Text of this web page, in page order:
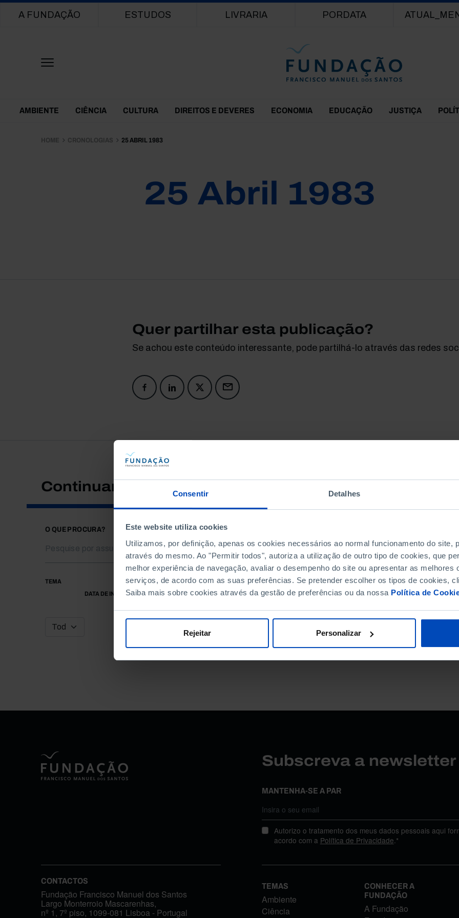
Consentir Detalhes
Este website utiliza cookies
Utilizamos, por definição, apenas os cookies necessários ao normal funcionamento do site,
através do mesmo. Ao "Permitir todos", autoriza a utilização de outro tipo de cookies, que
melhor experiência de navegação, avaliar o desempenho do site ou apresentar as melhores
serviços, de acordo com as suas preferências. Se pretender escolher os tipos de cookies,
Saiba mais sobre cookies através da gestão de preferências ou da nossa Política de
Rejeitar Personalizar
Main navigation
A FUNDAÇÃO ESTUDOS LIVRARIA PORDATA
Themes Menu
AMBIENTE CIÊNCIA CULTURA DIREITOS E DEVERES ECONOMIA EDUCAÇÃO JUSTIÇA
HOME CRONOLOGIAS 25 ABRIL 1983
25 Abril 1983
Quer partilhar esta publicação?
Se achou este conteúdo interessante, pode partilhá-lo através das redes
Continuar a pesquisar
O QUE PROCURA?
TEMA
DATA DE INÍCIO
DATA DE FIM
Subscreva a
MANTENHA-SE A PAR
Autorizo o tratamento dos meus dados pessoais aqui
acordo com a Política de Privacidade.*
CONTACTOS
Fundação Francisco Manuel dos Santos
Largo Monterroio Mascarenhas,
nº 1, 7º piso, 1099-081 Lisboa - Portugal
TEMAS
Ambiente
Ciência
CONHECER A
FUNDAÇÃO
A Fundação